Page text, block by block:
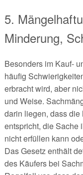
5.
Minderung,
Besonders im Kauf-
häufig
erbracht wird, aber
und Weise.
darin liegen, dass
entspricht, die Sache
nicht erfüllen kann
Das Gesetz enthält
des Käufers bei